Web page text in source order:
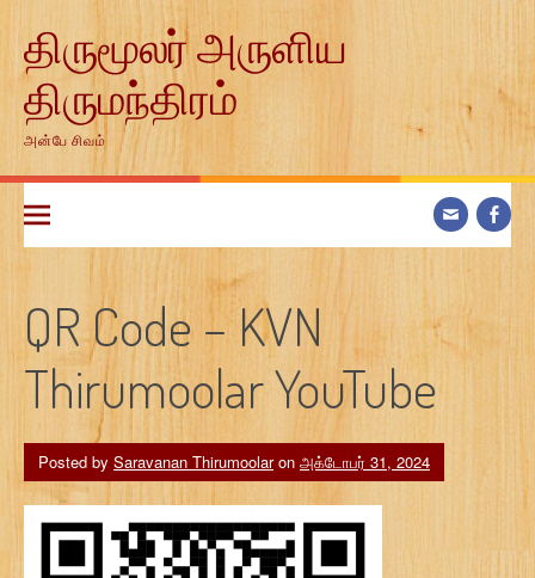
contentதிருமூலர் அருளிய
திருமந்திரம்
அன்பே சிவம்
QR Code – KVN
Thirumoolar YouTube
Posted by Saravanan Thirumoolaron அக்டோபர் 31, 2024